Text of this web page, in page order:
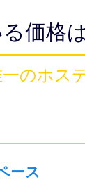
価格
のホス
ース